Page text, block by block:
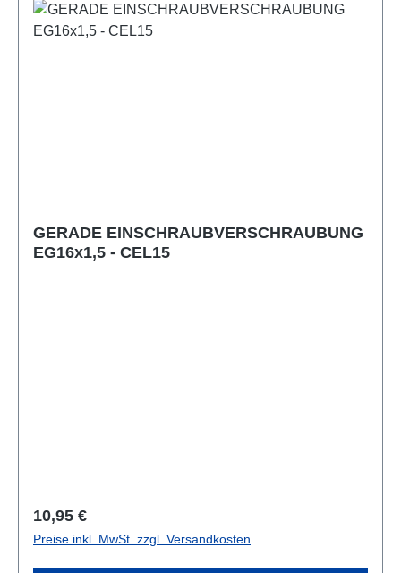
GERADE EINSCHRAUBVERSCHRAUBUNG
EG16x1,5 - CEL15
Regulärer Preis:
10,95 €
Preise inkl. MwSt. zzgl. Versandkosten